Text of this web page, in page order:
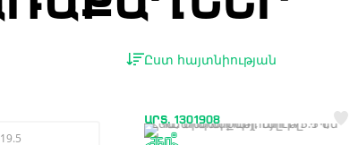
Ըստ հայտնիության
ԱՐՏ. 1301908